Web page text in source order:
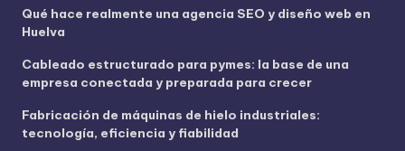
Qué hace realmente una agencia SEO y diseño web en
Huelva
Cableado estructurado para pymes: la base de una
empresa conectada y preparada para crecer
Fabricación de máquinas de hielo industriales:
tecnología, eficiencia y fiabilidad